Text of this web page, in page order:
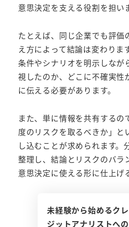
意思決定を支える役割を担い
たとえば、同じ企業でも評価
え方によって結論は変わりま
条件やシナリオを明示しなが
視したのか、どこに不確実性
に伝える必要があります。
また、単に情報を共有するの
度のリスクを取るべきか」と
し込むことが求められます。
整理し、結論とリスクのバラ
意思決定に使える形に仕上げ
未経験から始めるクレ
ジットアナリストへの